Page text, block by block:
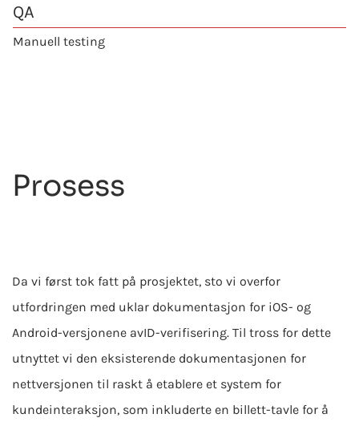
QA
Manuell testing
Prosess
Da vi først tok fatt på prosjektet, sto vi overfor
utfordringen med uklar dokumentasjon for iOS- og
Android-versjonene avID-verifisering. Til tross for dette
utnyttet vi den eksisterende dokumentasjonen for
nettversjonen til raskt å etablere et system for
kundeinteraksjon, som inkluderte en billett-tavle for å